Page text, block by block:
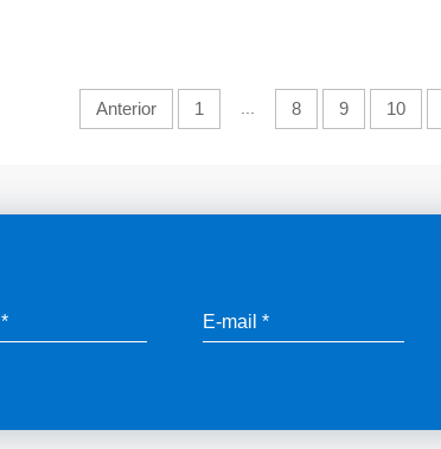
Anterior 1 8 9 10